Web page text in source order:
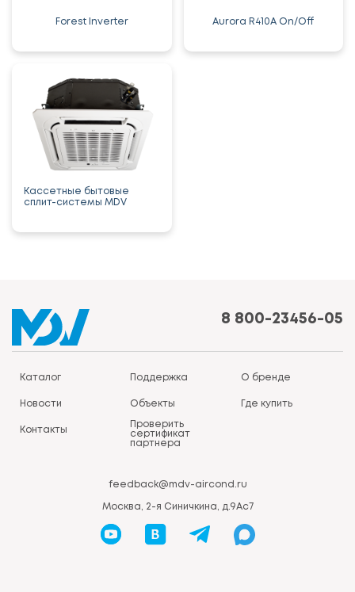
Forest Inverter Aurora R410A On/Off
Кассетные бытовые
сплит-системы MDV
8 800-23456-05
Каталог Поддержка О бренде
Новости Объекты Где купить
Контакты
Проверить
сертификат
партнера
feedback@mdv-aircond.ru
Москва, 2-я Синичкина, д.9Ас7